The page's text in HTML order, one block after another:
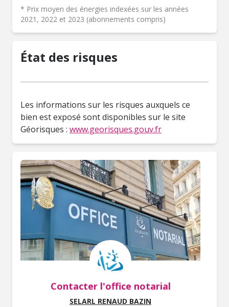
* Prix moyen des énergies indexées sur les années
2021, 2022 et 2023 (abonnements compris)
État des risques
Les informations sur les risques auxquels ce
bien est exposé sont disponibles sur le site
Géorisques : www.georisques.gouv.fr
Contacter l'office notarial
SELARL RENAUD BAZIN